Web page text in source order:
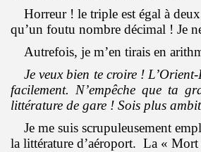
Horreur ! le triple est égal à
qu’un foutu nombre décimal ! Je
Autrefois, je m’en tirais en
Je veux bien te croire !
facilement. N’empêche que ta
littérature de gare ! Sois plus
Je me suis scrupuleusement
la littérature d’aéroport. La « Mort